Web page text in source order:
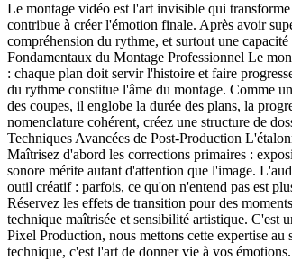
Le montage vidéo est l'art invisible qui
contribue à créer l'émotion finale. Après avoir
compréhension du rythme, et surtout une
Fondamentaux du Montage Professionnel Le
: chaque plan doit servir l'histoire et faire
du rythme constitue l'âme du montage. Comme
des coupes, il englobe la durée des plans, la
nomenclature cohérent, créez une structure de
Techniques Avancées de Post-Production
Maîtrisez d'abord les corrections primaires :
sonore mérite autant d'attention que l'image.
outil créatif : parfois, ce qu'on n'entend pas est
Réservez les effets de transition pour des
technique maîtrisée et sensibilité artistique. C'est
Pixel Production, nous mettons cette expertise
technique, c'est l'art de donner vie à vos émotions.